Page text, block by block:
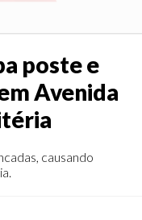
poste e
Avenida
causando